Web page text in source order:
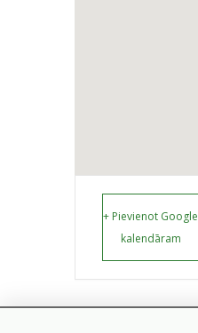
+ Pievienot Google
kalendāram